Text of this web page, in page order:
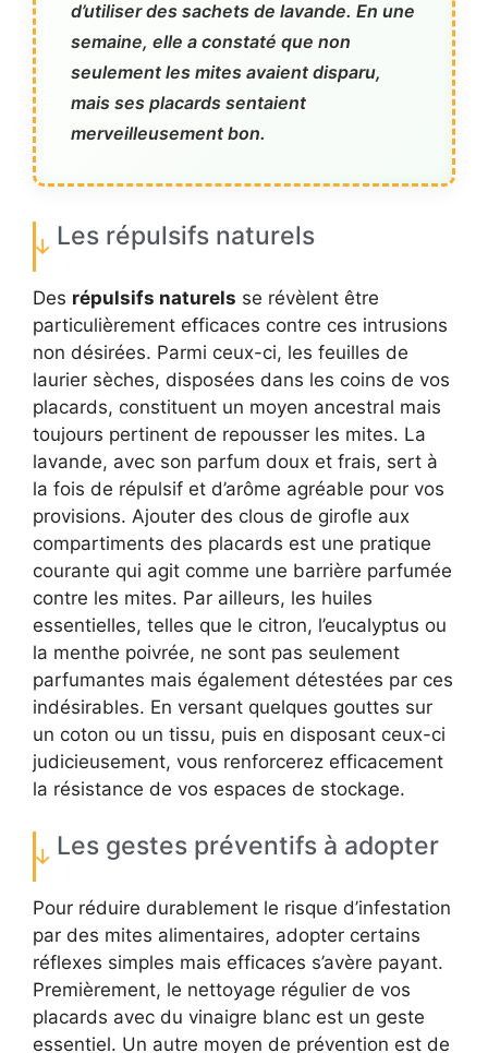
d’utiliser des sachets de lavande. En une
semaine, elle a constaté que non
seulement les mites avaient disparu,
mais ses placards sentaient
merveilleusement bon.
Les répulsifs naturels
Des répulsifs naturels se révèlent être
particulièrement efficaces contre ces intrusions
non désirées. Parmi ceux-ci, les feuilles de
laurier sèches, disposées dans les coins de vos
placards, constituent un moyen ancestral mais
toujours pertinent de repousser les mites. La
lavande, avec son parfum doux et frais, sert à
la fois de répulsif et d’arôme agréable pour vos
provisions. Ajouter des clous de girofle aux
compartiments des placards est une pratique
courante qui agit comme une barrière parfumée
contre les mites. Par ailleurs, les huiles
essentielles, telles que le citron, l’eucalyptus ou
la menthe poivrée, ne sont pas seulement
parfumantes mais également détestées par ces
indésirables. En versant quelques gouttes sur
un coton ou un tissu, puis en disposant ceux-ci
judicieusement, vous renforcerez efficacement
la résistance de vos espaces de stockage.
Les gestes préventifs à adopter
Pour réduire durablement le risque d’infestation
par des mites alimentaires, adopter certains
réflexes simples mais efficaces s’avère payant.
Premièrement, le nettoyage régulier de vos
placards avec du vinaigre blanc est un geste
essentiel. Un autre moyen de prévention est de